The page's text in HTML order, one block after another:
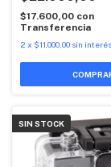
$17.600,00 con
Transferencia
2 x $11.000,00 sin interés
SIN STOCK